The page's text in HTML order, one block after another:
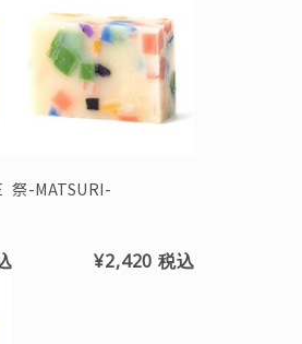
祭-MATSURI-
¥2,420税込